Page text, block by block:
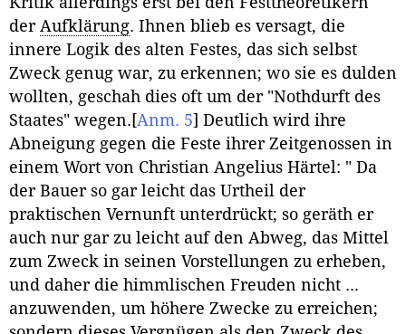
der Aufklärung. Ihnen blieb es versagt, die
innere Logik des alten Festes, das sich selbst
Zweck genug war, zu erkennen; wo sie es dulden
wollten, geschah dies oft um der "Nothdurft des
Staates" wegen. [Anm. 5] Deutlich wird ihre
Abneigung gegen die Feste ihrer Zeitgenossen in
einem Wort von Christian Angelius Härtel: " Da
der Bauer so gar leicht das Urtheil der
praktischen Vernunft unterdrückt; so geräth er
auch nur gar zu leicht auf den Abweg, das Mittel
zum Zweck in seinen Vorstellungen zu erheben,
und daher die himmlischen Freuden nicht ...
anzuwenden, um höhere Zwecke zu erreichen;